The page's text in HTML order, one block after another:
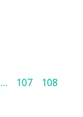
… 107
108